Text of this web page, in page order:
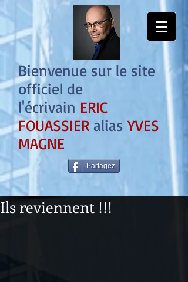
Bienvenue sur le site
officiel de
l'écrivain ERIC
FOUASSIER alias YVES
MAGNE
Partagez
Ils reviennent !!!